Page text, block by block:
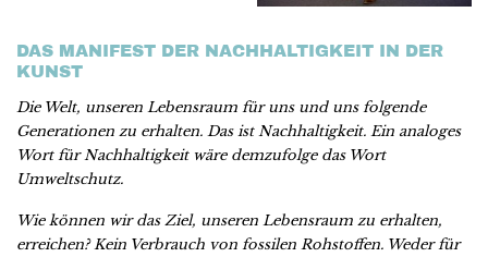
DAS MANIFEST DER NACHHALTIGKEIT IN DER
KUNST
Die Welt, unseren Lebensraum für uns und uns folgende
Generationen zu erhalten. Das ist Nachhaltigkeit. Ein analoges
Wort für Nachhaltigkeit wäre demzufolge das Wort
Umweltschutz.
Wie können wir das Ziel, unseren Lebensraum zu erhalten,
erreichen? Kein Verbrauch von fossilen Rohstoffen. Weder für